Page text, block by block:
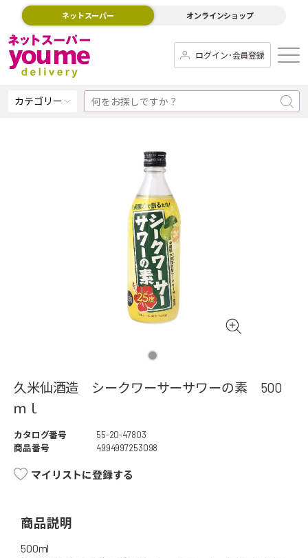
ネットスーパー オンラインショップ
ログイン･会員登録
カテゴリー
久米仙酒造 シークワーサーサワーの素 500
ｍｌ
カタログ番号
55-20-47803
商品番号
4994997253098
マイリストに登録する
商品説明
500ml